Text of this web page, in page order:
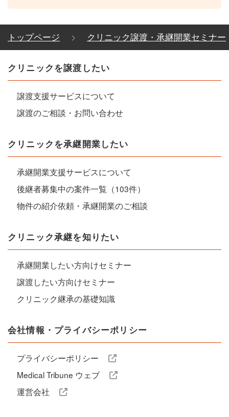
トップページ クリニック譲渡・承継開業セミナー
クリニックを譲渡したい
譲渡支援サービスについて
譲渡のご相談・お問い合わせ
クリニックを承継開業したい
承継開業支援サービスについて
後継者募集中の案件一覧（103件）
物件の紹介依頼・承継開業のご相談
クリニック承継を知りたい
承継開業したい方向けセミナー
譲渡したい方向けセミナー
クリニック継承の基礎知識
会社情報・プライバシーポリシー
プライバシーポリシー
Medical Tribune ウェブ
運営会社